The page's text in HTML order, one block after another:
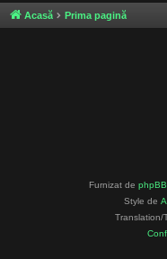
Acasă Prima pagină
Furnizat de phpBB
Style de
Translation/